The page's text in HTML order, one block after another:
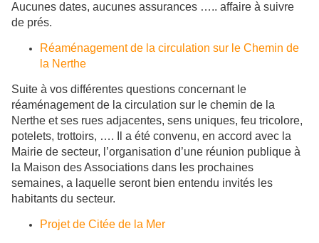
Aucunes dates, aucunes assurances ….. affaire à suivre
de prés.
Réaménagement de la circulation sur le Chemin de
la Nerthe
Suite à vos différentes questions concernant le
réaménagement de la circulation sur le chemin de la
Nerthe et ses rues adjacentes, sens uniques, feu tricolore,
potelets, trottoirs, …. Il a été convenu, en accord avec la
Mairie de secteur, l’organisation d’une réunion publique à
la Maison des Associations dans les prochaines
semaines, a laquelle seront bien entendu invités les
habitants du secteur.
Projet de Citée de la Mer